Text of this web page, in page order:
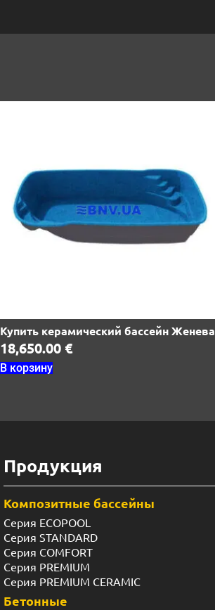
Купить керамический бассейн Женева
18,650.00 €
В корзину
Продукция
Композитные бассейны
Серия ECOPOOL
Серия STANDARD
Серия COMFORT
Серия PREMIUM
Серия PREMIUM CERAMIC
Бетонные